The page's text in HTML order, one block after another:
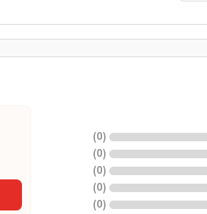
(
0
)
(
0
)
(
0
)
(
0
)
(
0
)